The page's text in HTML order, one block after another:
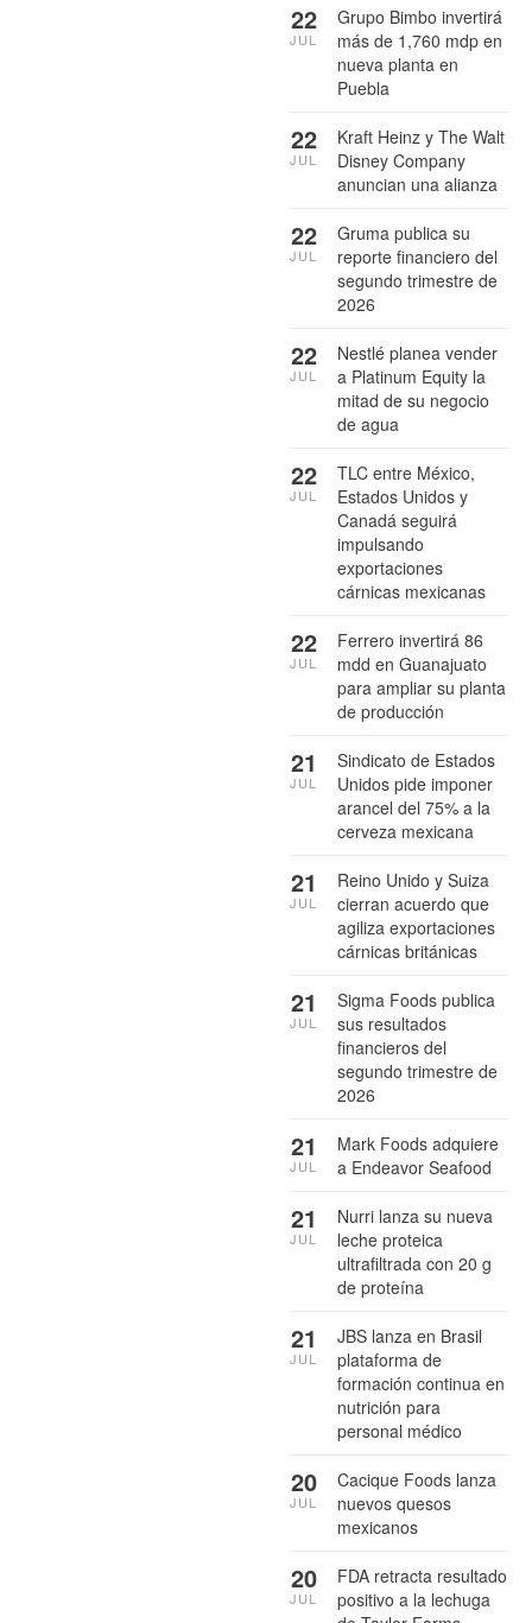
Grupo Bimbo invertirá
más de 1,760 mdp en
nueva planta en
Puebla
22
JUL
Kraft Heinz y The Walt
Disney Company
anuncian una alianza
22
JUL
Gruma publica su
reporte financiero del
segundo trimestre de
2026
22
JUL
Nestlé planea vender
a Platinum Equity la
mitad de su negocio
de agua
22
JUL
TLC entre México,
Estados Unidos y
Canadá seguirá
impulsando
exportaciones
cárnicas mexicanas
22
JUL
Ferrero invertirá 86
mdd en Guanajuato
para ampliar su planta
de producción
22
JUL
Sindicato de Estados
Unidos pide imponer
arancel del 75% a la
cerveza mexicana
21
JUL
Reino Unido y Suiza
cierran acuerdo que
agiliza exportaciones
cárnicas británicas
21
JUL
Sigma Foods publica
sus resultados
financieros del
segundo trimestre de
2026
21
JUL
Mark Foods adquiere
a Endeavor Seafood
21
JUL
Nurri lanza su nueva
leche proteica
ultrafiltrada con 20 g
de proteína
21
JUL
JBS lanza en Brasil
plataforma de
formación continua en
nutrición para
personal médico
21
JUL
Cacique Foods lanza
nuevos quesos
mexicanos
20
JUL
FDA retracta resultado
positivo a la lechuga
20
JUL